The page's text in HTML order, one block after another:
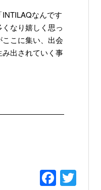
なんです
なり嬉しく思っ
こに集い、出会
出されていく事